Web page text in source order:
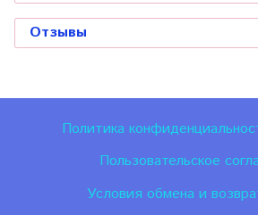
Отзывы
Политика
Пользовательское
Условия обмена и